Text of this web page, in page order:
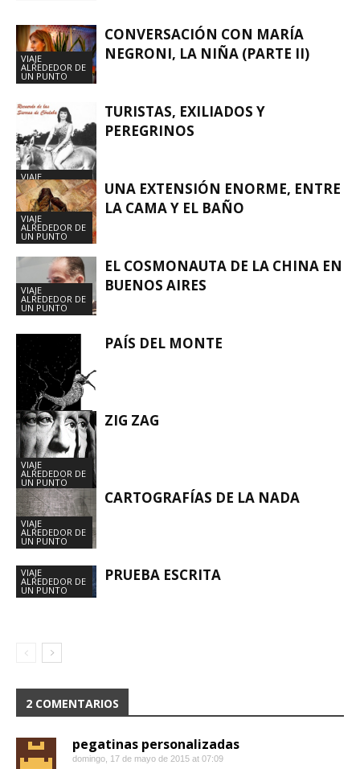
VIAJE
ALREDEDOR DE
UN PUNTO
CONVERSACIÓN CON MARÍA
NEGRONI, LA NIÑA (PARTE II)
VIAJE
ALREDEDOR DE
UN PUNTO
TURISTAS, EXILIADOS Y
PEREGRINOS
VIAJE
ALREDEDOR DE
UN PUNTO
UNA EXTENSIÓN ENORME, ENTRE
LA CAMA Y EL BAÑO
VIAJE
ALREDEDOR DE
UN PUNTO
EL COSMONAUTA DE LA CHINA EN
BUENOS AIRES
VIAJE
ALREDEDOR DE
UN PUNTO
PAÍS DEL MONTE
VIAJE
ALREDEDOR DE
UN PUNTO
ZIG ZAG
VIAJE
ALREDEDOR DE
UN PUNTO
CARTOGRAFÍAS DE LA NADA
VIAJE
ALREDEDOR DE
UN PUNTO
PRUEBA ESCRITA
2 COMENTARIOS
pegatinas personalizadas
domingo, 17 de mayo de 2015 at 07:09